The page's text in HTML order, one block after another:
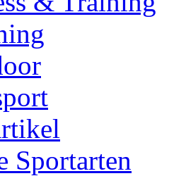
Sportarten